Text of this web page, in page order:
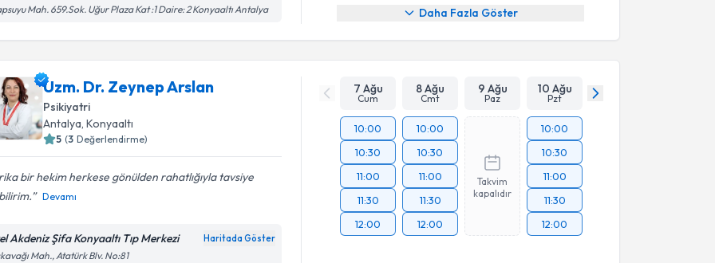
Mah. 659.Sok. Uğur Plaza Kat :1 Daire: 2 Konyaaltı Antalya Daha Fazla Göster
Uzm. Dr. Zeynep Arslan
Psikiyatri
Antalya, Konyaaltı
5 (3 Değerlendirme)
bir hekim herkese gönülden rahatlığıyla tavsiye
Devamı
Akdeniz Şifa Konyaaltı Tıp Merkezi Haritada Göster
Mah., Atatürk Blv. No:81
7 Ağu
Cum
8 Ağu
Cmt
9 Ağu
Paz
10 Ağu
Pzt
10:00
10:30
11:00
11:30
12:00
10:00
10:30
11:00
11:30
12:00
Takvim
kapalıdır
10:00
10:30
11:00
11:30
12:00